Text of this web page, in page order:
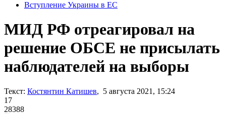
Вступление Украины в ЕС
МИД РФ отреагировал на
решение ОБСЕ не присылать
наблюдателей на выборы
Текст: Костянтин Катишев, 5 августа 2021, 15:24
17
28388